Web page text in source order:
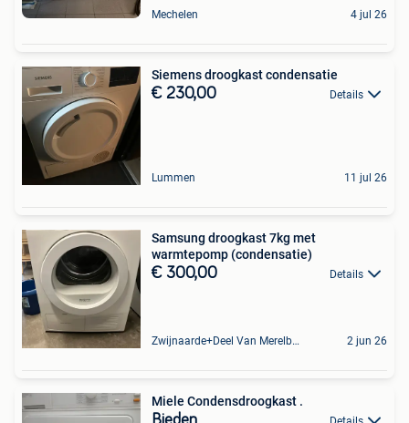
Mechelen 4 jul 26
Siemens droogkast condensatie
€ 230,00 Details
Lummen 11 jul 26
Samsung droogkast 7kg met
warmtepomp (condensatie)
€ 300,00 Details
Zwijnaarde+Deel Van Merelbeke 2 jun 26
Miele Condensdroogkast .